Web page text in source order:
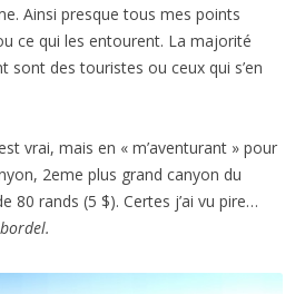
Ainsi presque tous mes points
ce qui les entourent. La majorité
sont des touristes ou ceux qui s’en
vrai, mais en « m’aventurant » pour
2eme plus grand canyon du
80 rands (5 $). Certes j’ai vu pire…